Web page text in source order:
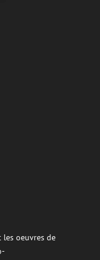
les oeuvres de